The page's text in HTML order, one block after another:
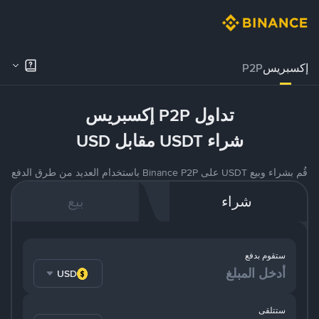
إكسبريسP2P
تداول P2P إكسبريس
شراء USDT مقابل USD
قُم بشراء وبيع USDT على Binance P2P باستخدام العديد من طرق الدفع
شراء بيع
ستقوم بدفع
USD
ستتلقى